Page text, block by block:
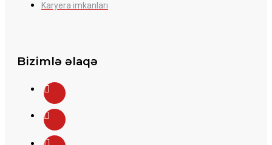
Karyera imkanları
Bizimlə əlaqə